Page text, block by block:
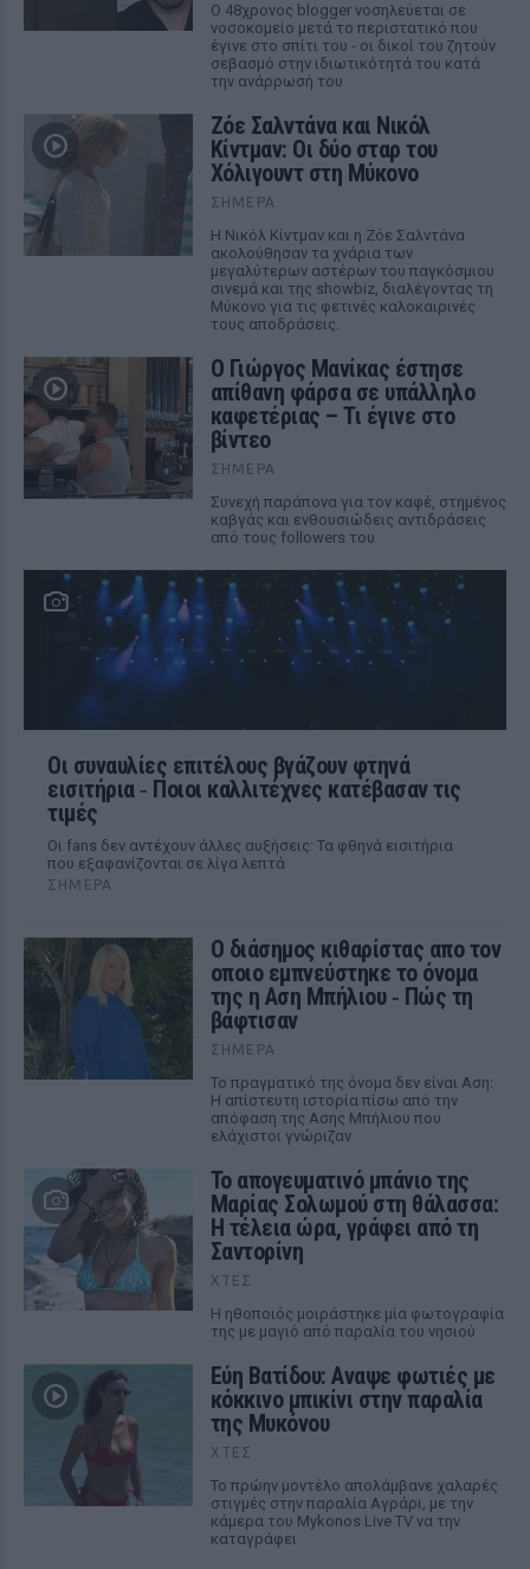
Ο 48χρονος blogger νοσηλεύεται σε
νοσοκομείο μετά το περιστατικό που
έγινε στο σπίτι του - οι δικοί του ζητούν
σεβασμό στην ιδιωτικότητά του κατά
την ανάρρωσή του
Ζόε Σαλντάνα και Νικόλ
Κίντμαν: Οι δύο σταρ του
Χόλιγουντ στη Μύκονο
ΣΉΜΕΡΑ
Η Νικόλ Κίντμαν και η Ζόε Σαλντάνα
ακολούθησαν τα χνάρια των
μεγαλύτερων αστέρων του παγκόσμιου
σινεμά και της showbiz, διαλέγοντας τη
Μύκονο για τις φετινές καλοκαιρινές
τους αποδράσεις.
Ο Γιώργος Μανίκας έστησε
απίθανη φάρσα σε υπάλληλο
καφετέριας – Τι έγινε στο
βίντεο
ΣΉΜΕΡΑ
Συνεχή παράπονα για τον καφέ, στημένος
καβγάς και ενθουσιώδεις αντιδράσεις
από τους followers του
Οι συναυλίες επιτέλους βγάζουν φτηνά
εισιτήρια ‑ Ποιοι καλλιτέχνες κατέβασαν τις
τιμές
Οι fans δεν αντέχουν άλλες αυξήσεις: Τα φθηνά εισιτήρια
που εξαφανίζονται σε λίγα λεπτά
ΣΉΜΕΡΑ
Ο διάσημος κιθαρίστας απο τον
οποιο εμπνεύστηκε το όνομα
της η Αση Μπήλιου ‑ Πώς τη
βάφτισαν
ΣΉΜΕΡΑ
Το πραγματικό της όνομα δεν είναι Αση:
Η απίστευτη ιστορία πίσω από την
απόφαση της Ασης Μπήλιου που
ελάχιστοι γνώριζαν
Το απογευματινό μπάνιο της
Μαρίας Σολωμού στη θάλασσα:
Η τέλεια ώρα, γράφει από τη
Σαντορίνη
ΧΤΕΣ
Η ηθοποιός μοιράστηκε μία φωτογραφία
της με μαγιό από παραλία του νησιού
Εύη Βατίδου: Αναψε φωτιές με
κόκκινο μπικίνι στην παραλία
της Μυκόνου
ΧΤΕΣ
Το πρώην μοντέλο απολάμβανε χαλαρές
στιγμές στην παραλία Αγράρι, με την
κάμερα του Mykonos Live TV να την
καταγράφει